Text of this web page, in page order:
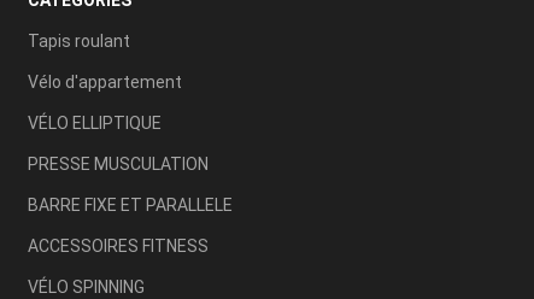
Tapis roulant
Vélo d'appartement
VÉLO ELLIPTIQUE
PRESSE MUSCULATION
BARRE FIXE ET PARALLELE
ACCESSOIRES FITNESS
VÉLO SPINNING